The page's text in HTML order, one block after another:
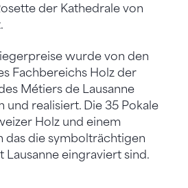
der Kathedrale von
wurde von den
Fachbereichs Holz der
Métiers de Lausanne
und realisiert. Die 35 Pokale
Holz und einem
das die symbolträchtigen
Lausanne eingraviert sind.